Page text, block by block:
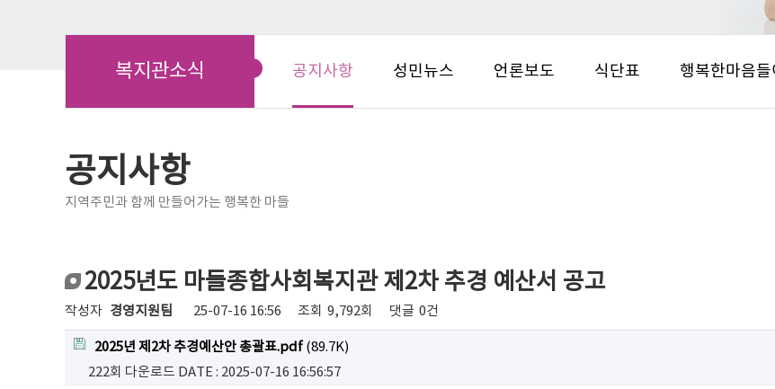
복지관소식 공지사항 성민뉴스 언론보도 식단표 행복한마음들
공지사항
지역주민과 함께 만들어가는 행복한 마들
2025년도 마들종합사회복지관 제2차 추경 예산서 공고
작성자 경영지원팀 25-07-16 16:56 조회 9,792회 댓글 0건
2025년 제2차 추경예산안 총괄표.pdf (89.7K)
222회 다운로드 DATE : 2025-07-16 16:56:57